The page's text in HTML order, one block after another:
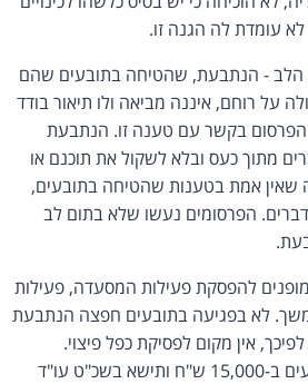
עומדת לה הגנה זו.
- הנתבעת, שהטיחה בתובעים שהם
על רוחם, איננה מביאה ולו תיאור בודד
בקשר עם טענה זו. הנתבעת
מתוך כעס ובלא לשקול את תוכנם או
אמת בטענות שהטיחה בתובעים,
הפרסומים נעשו שלא בתום לב
להפסקת פעילות המסעדה, פעילות
לא בפגיעה בתובעים חפצה הנתבעת
אין מקום לפסיקת כפל פיצוי.
הנתבעת תפצה את התובעים ב-15,000 ש"ח ותישא בשכ"ט עו"ד